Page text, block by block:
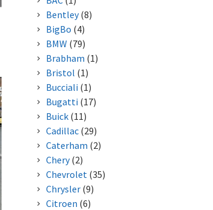
Bentley(8)
BigBo (4)
BMW (79)
Brabham (1)
Bristol (1)
Bucciali (1)
Bugatti (17)
Buick(11)
Cadillac(29)
Caterham (2)
Chery(2)
Chevrolet (35)
Chrysler(9)
Citroen (6)